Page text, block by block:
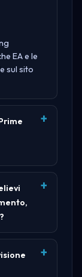
EA e le
sul sito